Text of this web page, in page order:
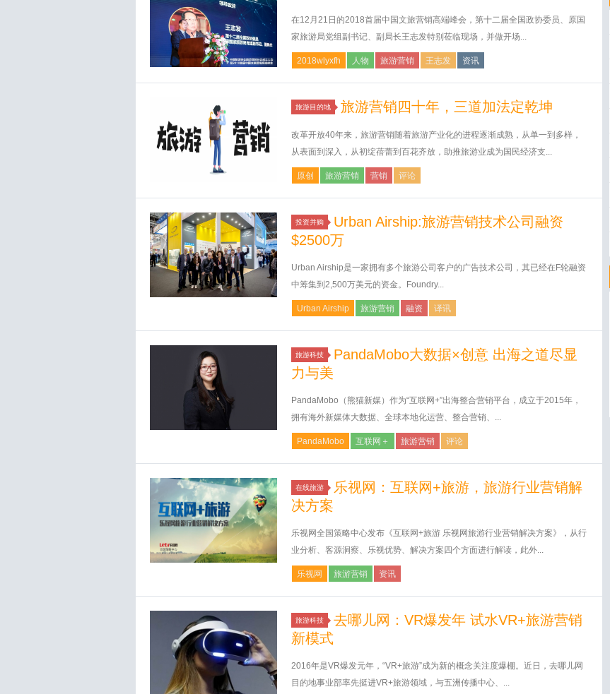
在12月21日的2018首届中国文旅营销高端峰会，第十二届全国政协委员、原国
家旅游局党组副书记、副局长王志发特别莅临现场，并做开场...
2018wlyxfh 人物 旅游营销 王志发 资讯
旅游目的地 旅游营销四十年，三道加法定乾坤
改革开放40年来，旅游营销随着旅游产业化的进程逐渐成熟，从单一到多样，
从表面到深入，从初绽蓓蕾到百花齐放，助推旅游业成为国民经济支...
原创 旅游营销 营销 评论
投资并购
Urban Airship:旅游营销技术公司融资
$2500万
Urban Airship是一家拥有多个旅游公司客户的广告技术公司，其已经在F轮融资
中筹集到2,500万美元的资金。Foundry...
Urban Airship 旅游营销 融资 译讯
旅游科技
PandaMobo大数据×创意 出海之道尽显
力与美
PandaMobo（熊猫新媒）作为“互联网+”出海整合营销平台，成立于2015年，
拥有海外新媒体大数据、全球本地化运营、整合营销、...
PandaMobo 互联网＋ 旅游营销 评论
在线旅游
乐视网：互联网+旅游，旅游行业营销解
决方案
乐视网全国策略中心发布《互联网+旅游 乐视网旅游行业营销解决方案》，从行
业分析、客源洞察、乐视优势、解决方案四个方面进行解读，此外...
乐视网 旅游营销 资讯
旅游科技
去哪儿网：VR爆发年 试水VR+旅游营销
新模式
2016年是VR爆发元年，“VR+旅游”成为新的概念关注度爆棚。近日，去哪儿网
目的地事业部率先挺进VR+旅游领域，与五洲传播中心、...